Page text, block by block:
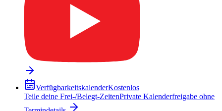
VerfügbarkeitskalenderKostenlos
Teile deine Frei-/Belegt-ZeitenPrivate Kalenderfreigabe ohne